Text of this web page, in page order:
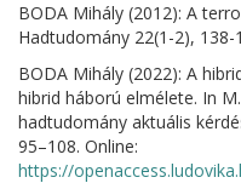
BODA Mihály (2012): A
Hadtudomány 22(1-2), 138-
BODA Mihály (2022): A
hibrid háború elmélete. In
hadtudomány aktuális
95–108. Online:
https://